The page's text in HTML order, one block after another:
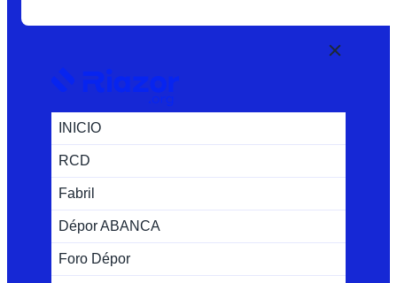
INICIO
RCD
Fabril
Dépor ABANCA
Foro Dépor